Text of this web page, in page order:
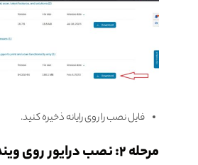
فایل نصب را روی رایانه ذخیره کنید.
مرحله ۲: نصب درایور روی ویندوز